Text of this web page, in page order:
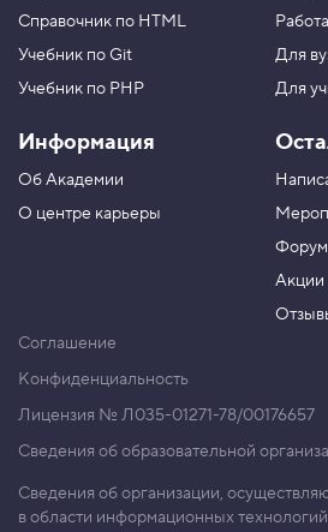
Справочник по HTML
Учебник по Git
Учебник по PHP
Информация
Об Академии
О центре карьеры
Для
Для
Форум
Акции
Соглашение
Конфиденциальность
Лицензия № Л035-01271-78/00176657
Сведения об образовательной
Сведения об организации,
в области информационных